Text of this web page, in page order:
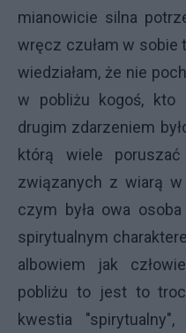
mianowicie silna
wręcz czułam w sobie
wiedziałam, że nie
w pobliżu kogoś, kto
drugim zdarzeniem
którą wiele
związanych z wiarą
czym była owa
spirytualnym
albowiem jak
pobliżu to jest to
kwestia